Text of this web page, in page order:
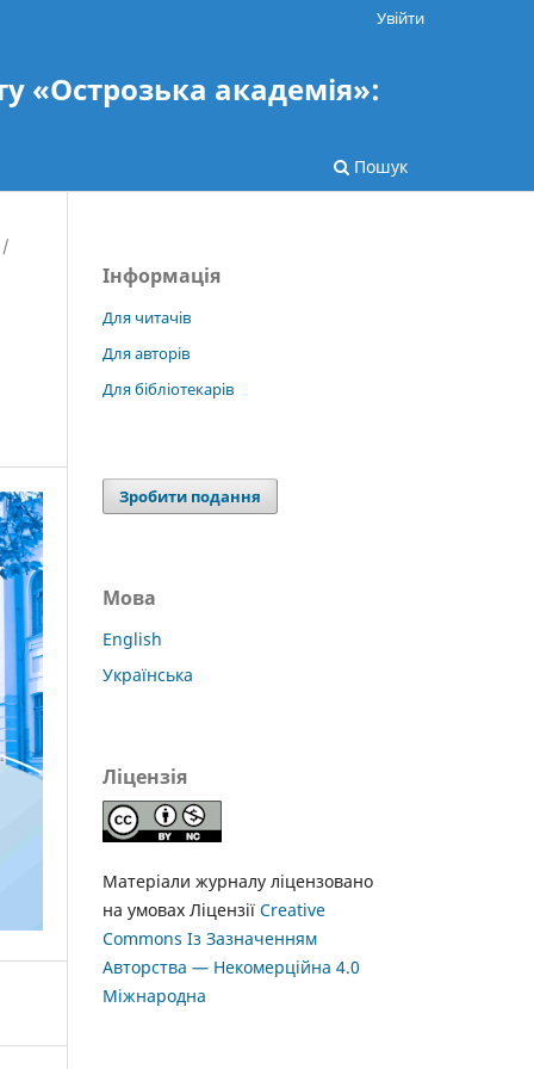
«Острозька академія»:
Пошук
Увійти
/
Інформація
Для читачів
Для авторів
Для бібліотекарів
Зробити подання
Мова
English
Українська
Ліцензія
Матеріали журналу ліцензовано
на умовах Ліцензії Creative
Commons Із Зазначенням
Авторства — Некомерційна 4.0
Міжнародна